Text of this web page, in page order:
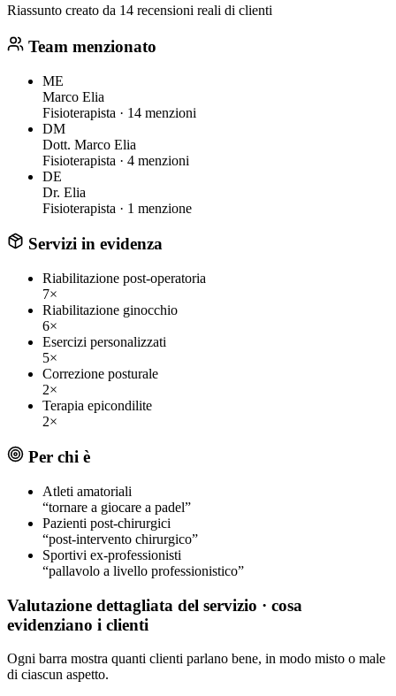
Riassunto creato da 14 recensioni reali di clienti
Team menzionato
ME
Marco Elia
Fisioterapista · 14 menzioni
DM
Dott. Marco Elia
Fisioterapista · 4 menzioni
DE
Dr. Elia
Fisioterapista · 1 menzione
Servizi in evidenza
Riabilitazione post-operatoria
7×
Riabilitazione ginocchio
6×
Esercizi personalizzati
5×
Correzione posturale
2×
Terapia epicondilite
2×
Per chi è
Atleti amatoriali
“tornare a giocare a padel”
Pazienti post-chirurgici
“post-intervento chirurgico”
Sportivi ex-professionisti
“pallavolo a livello professionistico”
Valutazione dettagliata del servizio · cosa
evidenziano i clienti
Ogni barra mostra quanti clienti parlano bene, in modo misto o male
di ciascun aspetto.